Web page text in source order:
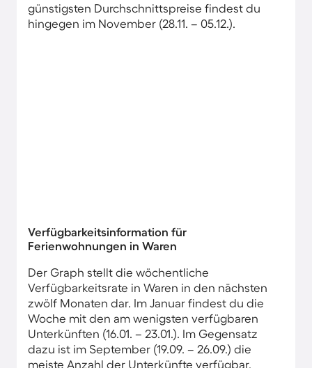
günstigsten Durchschnittspreise findest du
hingegen im November (28.11. – 05.12.).
Verfügbarkeitsinformation für
Ferienwohnungen in Waren
Der Graph stellt die wöchentliche
Verfügbarkeitsrate in Waren in den nächsten
zwölf Monaten dar. Im Januar findest du die
Woche mit den am wenigsten verfügbaren
Unterkünften (16.01. – 23.01.). Im Gegensatz
dazu ist im September (19.09. – 26.09.) die
meiste Anzahl der Unterkünfte verfügbar.